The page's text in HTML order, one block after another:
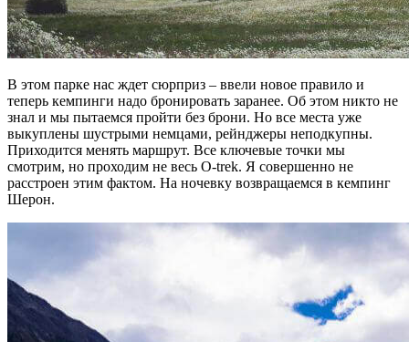
В этом парке нас ждет сюрприз – ввели новое правило и
теперь кемпинги надо бронировать заранее. Об этом никто не
знал и мы пытаемся пройти без брони. Но все места уже
выкуплены шустрыми немцами, рейнджеры неподкупны.
Приходится менять маршрут. Все ключевые точки мы
смотрим, но проходим не весь O-trek. Я совершенно не
расстроен этим фактом. На ночевку возвращаемся в кемпинг
Шерон.